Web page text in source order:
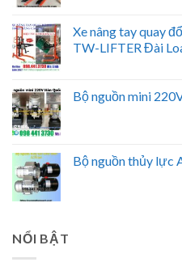
Xe nâng tay quay
TW-LIFTER Đài
Bộ nguồn mini
Bộ nguồn thủy lực
NỔI BẬT